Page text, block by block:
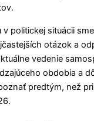
v politickej situácii
otázok a
vedenie
obdobia a
predtým, než